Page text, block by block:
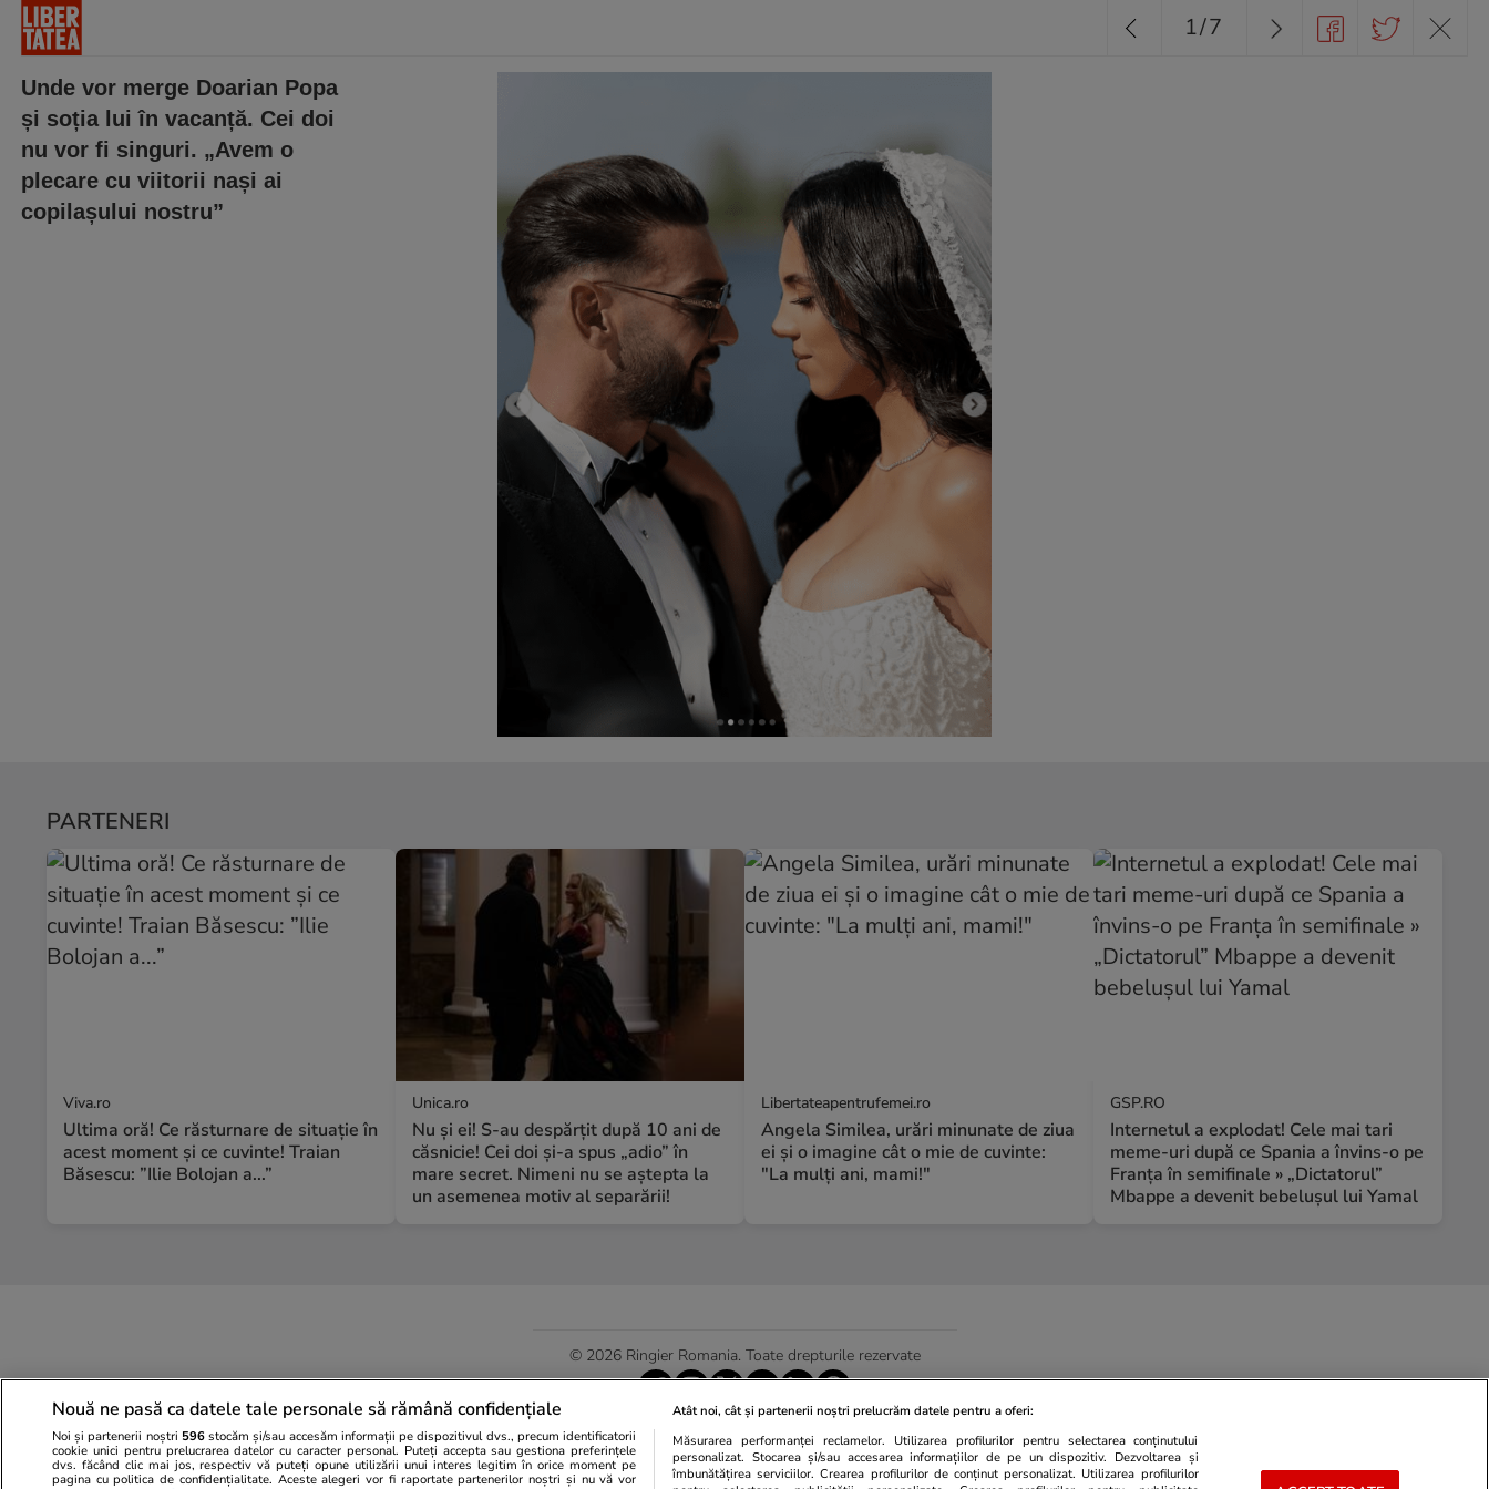
Unde vor merge Doarian Popa
și soția lui în vacanță. Cei doi
nu vor fi singuri. „Avem o
plecare cu viitorii nași ai
copilașului nostru”
1/7
PARTENERI
Viva.ro
Ultima oră! Ce răsturnare de situație în
acest moment și ce cuvinte! Traian
Băsescu: ”Ilie Bolojan a...”
Unica.ro
Nu și ei! S-au despărțit după 10 ani de
căsnicie! Cei doi și-a spus „adio” în
mare secret. Nimeni nu se aștepta la
un asemenea motiv al separării!
Libertateapentrufemei.ro
Angela Similea, urări minunate de ziua
ei și o imagine cât o mie de cuvinte:
"La mulți ani, mami!"
GSP.RO
Internetul a explodat! Cele mai tari
meme-uri după ce Spania a învins-o pe
Franța în semifinale » „Dictatorul”
Mbappe a devenit bebelușul lui Yamal
© 2026 Ringier Romania. Toate drepturile rezervate
Actualizare preferințe cookies
Nouă ne pasă ca datele tale personale să rămână confidențiale
Noi și partenerii noștri 596stocăm și/sau accesăm informații pe dispozitivul dvs., precum identificatorii
cookie unici pentru prelucrarea datelor cu caracter personal. Puteți accepta sau gestiona preferințele
dvs. făcând clic mai jos, respectiv vă puteți opune utilizării unui interes legitim în orice moment pe
pagina cu politica de confidențialitate. Aceste alegeri vor fi raportate partenerilor noștri și nu vă vor
Atât noi, cât și partenerii noștri prelucrăm datele pentru a oferi:
Măsurarea performanței reclamelor. Utilizarea profilurilor pentru selectarea conținutului
personalizat. Stocarea și/sau accesarea informațiilor de pe un dispozitiv. Dezvoltarea și
îmbunătățirea serviciilor. Crearea profilurilor de conținut personalizat. Utilizarea profilurilor